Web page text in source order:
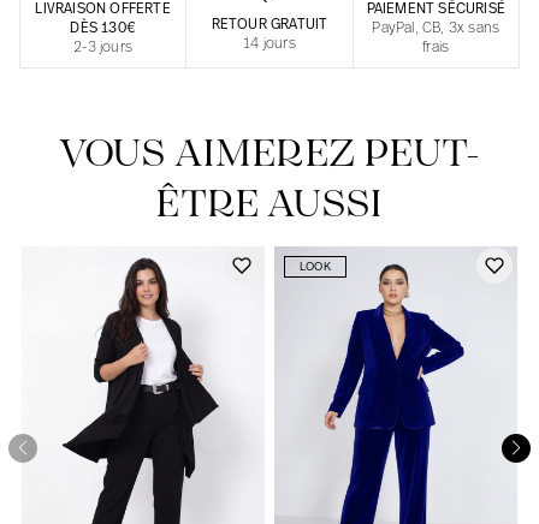
Notre actualité dans le journal
LIVRAISON OFFERTE
DÈS 130€
2-3 jours
RETOUR GRATUIT
14 jours
PAIEMENT SÉCURISÉ
PayPal, CB, 3x sans
frais
VOUS AIMEREZ PEUT-
ÊTRE AUSSI
LOOK